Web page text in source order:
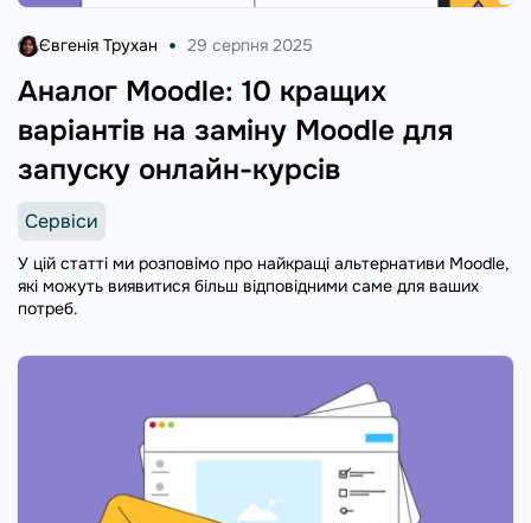
Аналог Moodle: 10 кращих
варіантів на заміну Moodle для
запуску онлайн-курсів
Євгенія Трухан 29 серпня 2025
Сервіси
У цій статті ми розповімо про найкращі альтернативи Moodle,
які можуть виявитися більш відповідними саме для ваших
потреб.